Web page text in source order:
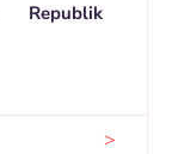
Republik
>